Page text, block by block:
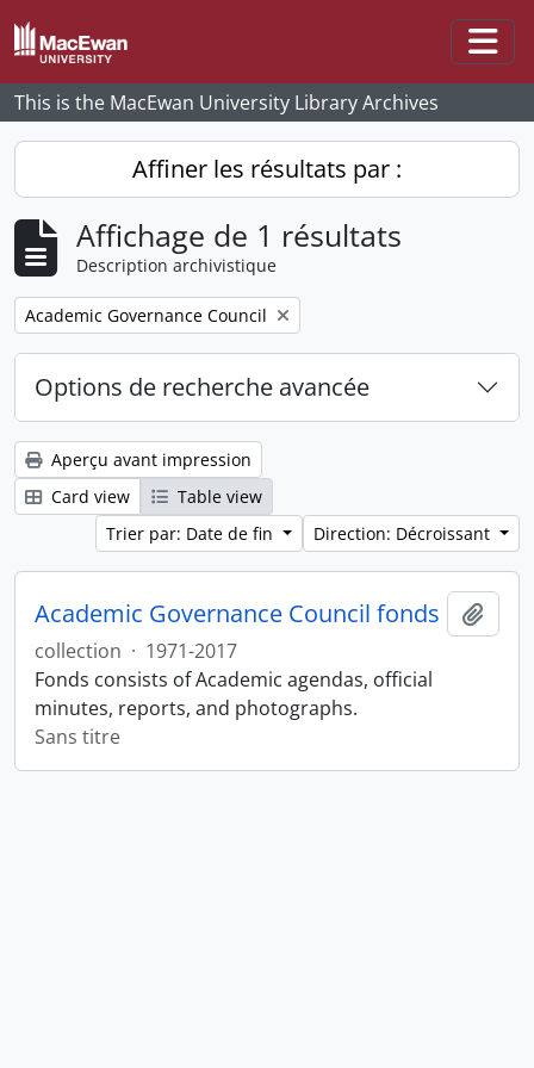
Skip to main content
This is the MacEwan University Library Archives
Affiner les résultats par :
Affichage de 1 résultats
Description archivistique
Remove filter:
Academic Governance Council
Options de recherche avancée
Aperçu avant impression
Card view
Table view
Trier par: Date de fin
Direction: Décroissant
Academic Governance Council fonds
collection · 1971-2017
Fonds consists of Academic agendas, official
minutes, reports, and photographs.
Sans titre